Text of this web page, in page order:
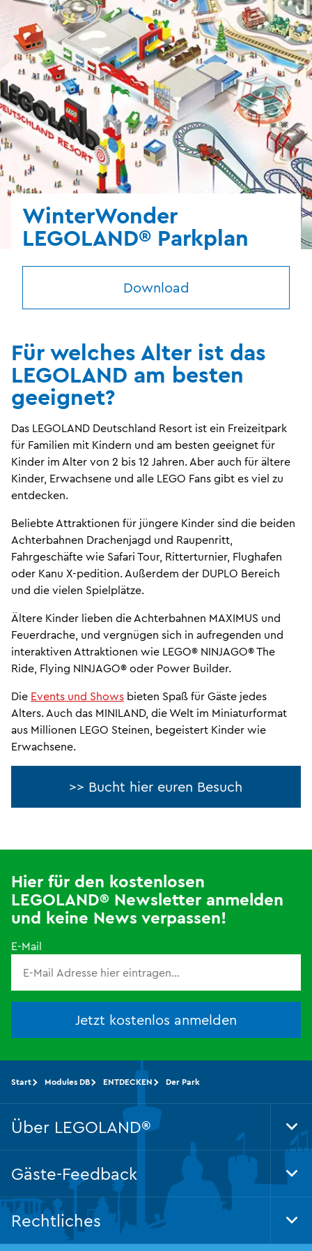
WinterWonder
LEGOLAND® Parkplan
Download
Für welches Alter ist das
LEGOLAND am besten
geeignet?
Das LEGOLAND Deutschland Resort ist ein Freizeitpark
für Familien mit Kindern und am besten geeignet für
Kinder im Alter von 2 bis 12 Jahren. Aber auch für ältere
Kinder, Erwachsene und alle LEGO Fans gibt es viel zu
entdecken.
Beliebte Attraktionen für jüngere Kinder sind die beiden
Achterbahnen Drachenjagd und Raupenritt,
Fahrgeschäfte wie Safari Tour, Ritterturnier, Flughafen
oder Kanu X-pedition. Außerdem der DUPLO Bereich
und die vielen Spielplätze.
Ältere Kinder lieben die Achterbahnen MAXIMUS und
Feuerdrache, und vergnügen sich in aufregenden und
interaktiven Attraktionen wie LEGO® NINJAGO® The
Ride, Flying NINJAGO® oder Power Builder.
Die Events und Shows bieten Spaß für Gäste jedes
Alters. Auch das MINILAND, die Welt im Miniaturformat
aus Millionen LEGO Steinen, begeistert Kinder wie
Erwachsene.
>> Bucht hier euren Besuch
Hier für den kostenlosen
LEGOLAND® Newsletter anmelden
und keine News verpassen!
E-Mail
Jetzt kostenlos anmelden
Start Modules DB ENTDECKEN Der Park
Über LEGOLAND®
Gäste-Feedback
Rechtliches